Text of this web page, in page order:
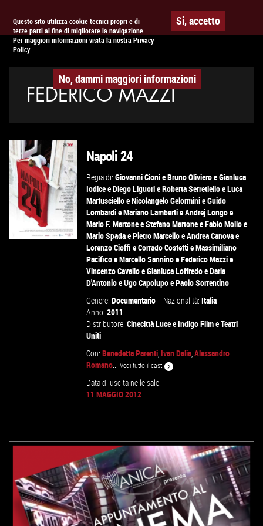
Questo sito utilizza cookie tecnici propri e di
terze parti al fine di migliorare la navigazione.
Per maggiori informazioni visita la nostra Privacy
Policy.
Si, accetto
No, dammi maggiori informazioni
APPUNTAMENTO AL CINEMA
FEDERICO MAZZI
Napoli 24
Regia di:Giovanni CionieBruno OlivieroeGianluca
IodiceeDiego LiguorieRoberta SerretielloeLuca
MartuscielloeNicolangelo GelorminieGuido
LombardieMariano LambertieAndrej Longoe
Mario F. MartoneeStefano MartoneeFabio Molloe
Mario SpadaePietro MarcelloeAndrea Canovae
Lorenzo Cioffi eCorrado CostettieMassimiliano
PacificoeMarcello SanninoeFederico Mazzie
Vincenzo CavalloeGianluca LoffredoeDaria
D'AntonioeUgo CapolupoePaolo Sorrentino
Genere:Documentario Nazionalità:Italia
Anno:2011
Distributore:Cinecittà LuceeIndigo FilmeTeatri
Uniti
Con:Benedetta Parenti,Ivan Dalia,Alessandro
Romano...Vedi tutto il cast
Data di uscita nelle sale:
11 MAGGIO 2012